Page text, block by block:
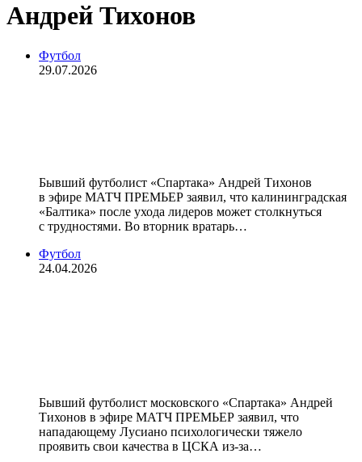
Андрей Тихонов
Футбол
29.07.2026
Бывший футболист «Спартака» Андрей Тихонов
в эфире МАТЧ ПРЕМЬЕР заявил, что калининградская
«Балтика» после ухода лидеров может столкнуться
с трудностями. Во вторник вратарь…
Футбол
24.04.2026
Бывший футболист московского «Спартака» Андрей
Тихонов в эфире МАТЧ ПРЕМЬЕР заявил, что
нападающему Лусиано психологически тяжело
проявить свои качества в ЦСКА из‑за…